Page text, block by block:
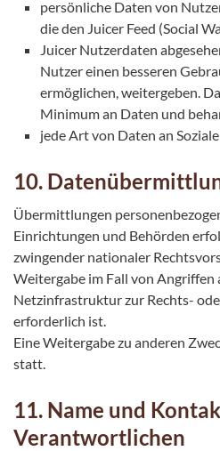
persönliche Daten von
die den Juicer Feed (Social
Juicer Nutzerdaten
Nutzer einen besseren
ermöglichen, weitergeben.
Minimum an Daten und
jede Art von Daten an
10.
Übermittlungen
Einrichtungen und Behörden
zwingender nationaler
Weitergabe im Fall von Angriffen
Netzinfrastruktur zur Rechts-
erforderlich ist.
Eine Weitergabe zu anderen
statt.
11. Name und
Verantwortlichen